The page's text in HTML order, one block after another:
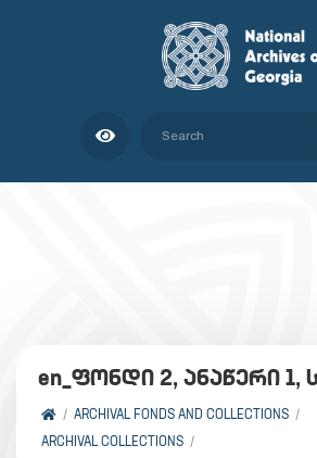
en_ფონდი 2, ანაწერი 1,
ARCHIVAL FONDS AND COLLECTIONS
ARCHIVAL COLLECTIONS